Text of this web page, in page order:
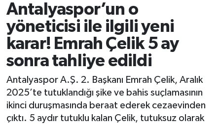
Antalyaspor’un o
yöneticisi ile ilgili yeni
karar! Emrah Çelik 5 ay
sonra tahliye edildi
Antalyaspor A.Ş. 2. Başkanı Emrah Çelik, Aralık
2025’te tutuklandığı şike ve bahis suçlamasının
ikinci duruşmasında beraat ederek cezaevinden
çıktı. 5 aydır tutuklu kalan Çelik, tutuksuz olarak
Bölge
EĞİTİM
Ekonomi
Genel
Görüntülü Haber
Antalya Trafik Yoğunluk Haritası
Süper Lig Puan Durumu ve Fikstür
Tüm Manşetler
Son Dakika Haberleri
Haber Arşivi